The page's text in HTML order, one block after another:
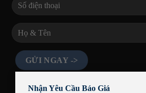
Nhận Yêu Cầu Báo Giá